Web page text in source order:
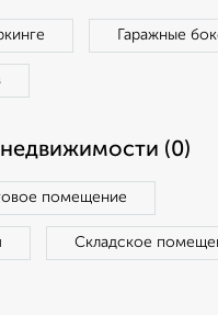
Гаражные
(0)
помещение
Складское